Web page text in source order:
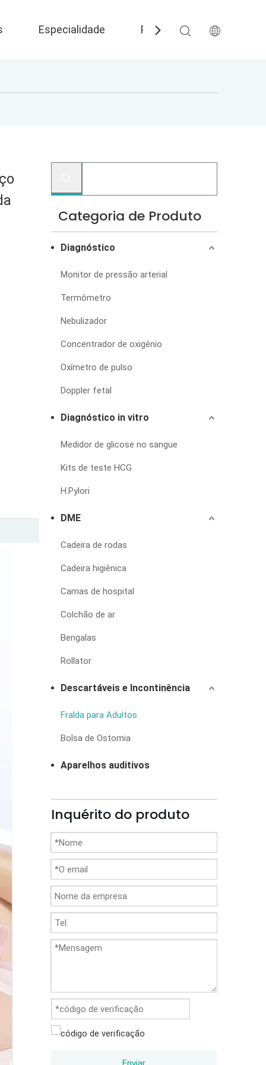
Especialidade Perguntas frequentes
Categoria de Produto
Diagnóstico
Monitor de pressão arterial
Termômetro
Nebulizador
Concentrador de oxigênio
Oxímetro de pulso
Doppler fetal
Diagnóstico in vitro
Medidor de glicose no sangue
Kits de teste HCG
H.Pylori
DME
Cadeira de rodas
Cadeira higiênica
Camas de hospital
Colchão de ar
Bengalas
Rollator
Descartáveis e Incontinência
Fralda para Adultos
Bolsa de Ostomia
Aparelhos auditivos
Inquérito do produto